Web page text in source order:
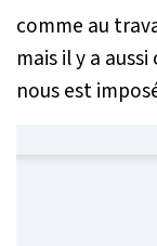
comme au
mais il y a
nous est